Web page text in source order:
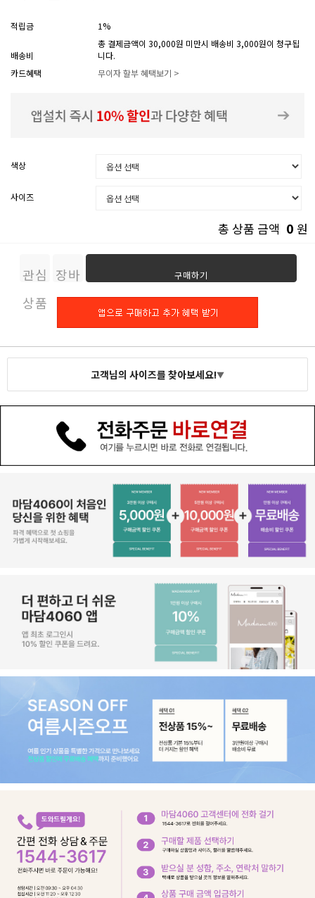
적립금 1%
배송비
총 결제금액이 30,000원 미만시 배송비 3,000원이 청구됩
니다.
카드혜택
무이자 할부 혜택보기 >
색상
사이즈
총 상품 금액 0 원
관심
상품
장바
구니
구매하기
고객님의 사이즈를 찾아보세요!▼